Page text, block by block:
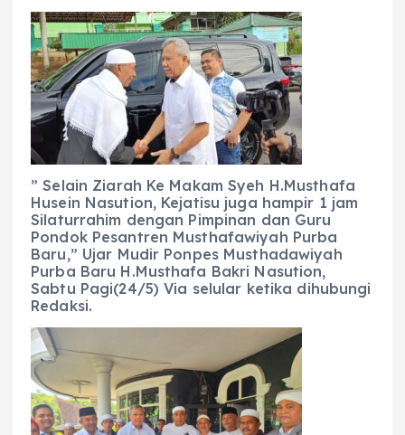
” Selain Ziarah Ke Makam Syeh H.Musthafa
Husein Nasution, Kejatisu juga hampir 1 jam
Silaturrahim dengan Pimpinan dan Guru
Pondok Pesantren Musthafawiyah Purba
Baru,” Ujar Mudir Ponpes Musthadawiyah
Purba Baru H.Musthafa Bakri Nasution,
Sabtu Pagi(24/5) Via selular ketika dihubungi
Redaksi.